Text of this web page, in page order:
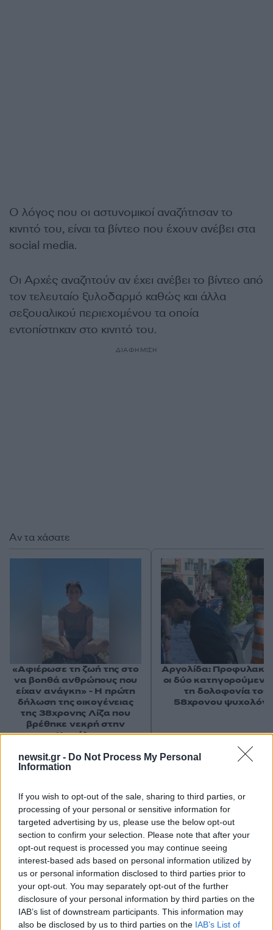
newsit.gr - Do Not Process My Personal
Information
If you wish to opt-out of the sale, sharing to third parties, or
processing of your personal or sensitive information for
targeted advertising by us, please use the below opt-out
section to confirm your selection. Please note that after your
opt-out request is processed you may continue seeing
interest-based ads based on personal information utilized by
us or personal information disclosed to third parties prior to
your opt-out. You may separately opt-out of the further
disclosure of your personal information by third parties on the
IAB’s list of downstream participants. This information may
also be disclosed by us to third parties on the IAB’s List of
Ο λόγος που οι αστυνομικοί αναζήτησαν το
κινητό του, είναι τα βίντεο που έχουν ανέβει στα
social media.
Οι Αρχές αναζητούν αν έχει ανέβει το βίντεο από
τον τελευταίο ξυλοδαρμό καθώς και άλλα
σεξουαλικού περιεχομένου τα οποία
εντοπίστηκαν στο κινητό του.
ΔΙΑΦΗΜΙΣΗ
Κουτσομπολα 18:35 11/06/26
Βάλτε τα τομάρια να δουλεύουν να χτίσουν τόσες
φυλακές που να χωράνε όλα τα μπουμπούκια και αφήστε
τα μέσα μέχρι να ψωφησουν και ναι πέστε μου κακία για
να μην τα τα ίζουμε και τζαμπα
Λωτος
Αφου το κινητό ειπώθηκε ότι πετάχτηκε στη θάλασσα
πως εξεταστηκε για τα video;
Αν τα χάσατε
«Αφιέρωσε τη ζωή της στο
να βοηθά ανθρώπους που
είχαν ανάγκη» - Η πρώτη
δήλωση της οικογένειας
της 38χρονης Λίζα που
βρέθηκε νεκρή στην
Κυψέλη
Αργολίδα:
οι δύο
τη δολοφονία του
58χρονου